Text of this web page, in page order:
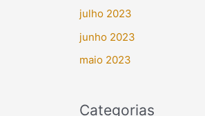
julho 2023
junho 2023
maio 2023
Categorias